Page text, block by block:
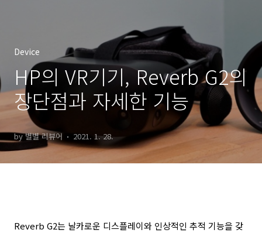
Device
HP의 VR기기, Reverb G2의
장단점과 자세한 기능
by 별별 리뷰어 2021. 1. 28.
Reverb G2는 날카로운 디스플레이와 인상적인 추적 기능을 갖